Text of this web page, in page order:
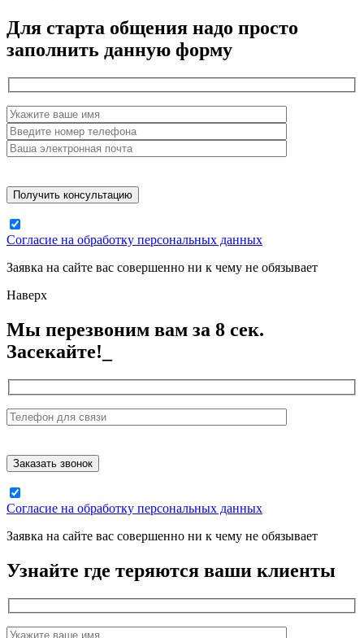
Для старта общения надо просто
заполнить данную форму
Согласие на обработку персональных данных
Заявка на сайте вас совершенно ни к чему не обязывает
Наверх
Мы перезвоним вам за 8 сек.
Засекайте!_
Согласие на обработку персональных данных
Заявка на сайте вас совершенно ни к чему не обязывает
Узнайте где теряются ваши клиенты